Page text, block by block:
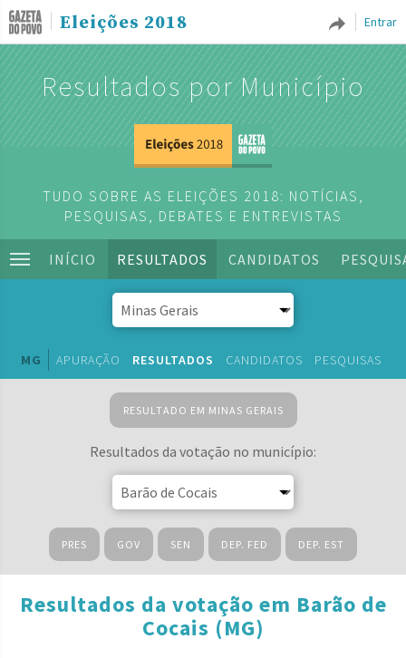
Entrar
Eleições 2018
Resultados por Município
TUDO SOBRE AS ELEIÇÕES 2018: NOTÍCIAS,
PESQUISAS, DEBATES E ENTREVISTAS
INÍCIO RESULTADOS CANDIDATOS
MG APURAÇÃO RESULTADOS CANDIDATOS PESQUISAS
RESULTADO EM MINAS GERAIS
Resultados da votação no município:
PRES GOV SEN DEP. FED DEP. EST
Resultados da votação em Barão de
Cocais (MG)